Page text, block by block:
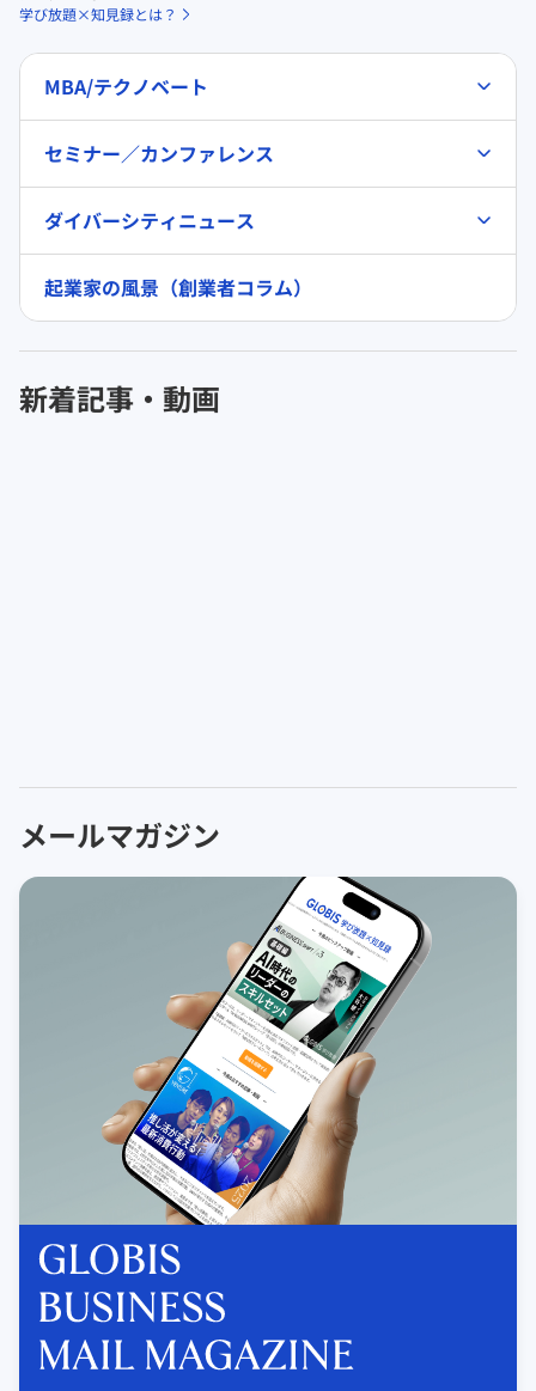
学び放題×知見録とは？
MBA/テクノベート
セミナー／カンファレンス
ダイバーシティニュース
起業家の風景（創業者コラム）
新着記事・動画
メールマガジン